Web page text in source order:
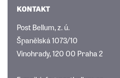
KONTAKT
Post Bellum, z. ú.
Španělská 1073/10
Vinohrady, 120 00 Praha 2